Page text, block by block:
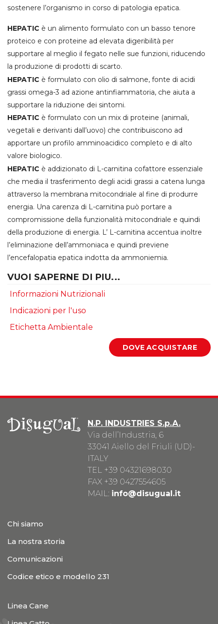
sostenere l’organismo in corso di patologia epatica.
HEPATIC è un alimento formulato con un basso tenore
proteico e con proteine ad elevata digeribilità per
supportare al meglio il fegato nelle sue funzioni, riducendo
la produzione di prodotti di scarto.
HEPATIC è formulato con olio di salmone, fonte di acidi
grassi omega-3 ad azione antinfiammatoria, che aiuta a
supportare la riduzione dei sintomi.
HEPATIC è formulato con un mix di proteine (animali,
vegetali e derivanti dall’uovo) che contribuiscono ad
apportare un profilo amminoacidico completo e di alto
valore biologico.
HEPATIC è addizionato di L-carnitina cofattore essenziale
che media il trasferimento degli acidi grassi a catena lunga
attraverso la membrana mitocondriale al fine di produrre
energia. Una carenza di L-carnitina può portare a
compromissione della funzionalità mitocondriale e quindi
della produzione di energia. L’ L-carnitina accentua inoltre
l’eliminazione dell’ammoniaca e quindi previene
l’encefalopatia epatica indotta da ammoniemia.
VUOI SAPERNE DI PIU...
Informazioni Nutrizionali
Indicazioni per l'uso
Etichetta Ambientale
N.P. INDUSTRIES S.p.A.
Via dell’Industria, 6
33041 Aiello del Friuli (UD)-
ITALY
TEL +39 04321698030
FAX +39 0427554605
MAIL: info@disugual.it
Chi siamo
La nostra storia
Comunicazioni
Codice etico e modello 231
Linea Cane